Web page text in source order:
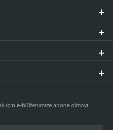
için e-bültenimize abone olmayı